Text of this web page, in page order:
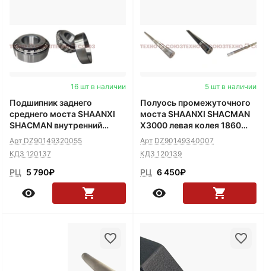
16 шт в наличии
Подшипник заднего
среднего моста SHAANXI
SHACMAN внутренний
32314BX Malang
Арт DZ90149320055
КДЗ 120137
РЦ 5 790₽
5 шт в наличии
Полуось промежуточного
моста SHAANXI SHACMAN
X3000 левая колея 1860
L=1160мм 40зуб
Арт DZ90149340007
КДЗ 120139
РЦ 6 450₽